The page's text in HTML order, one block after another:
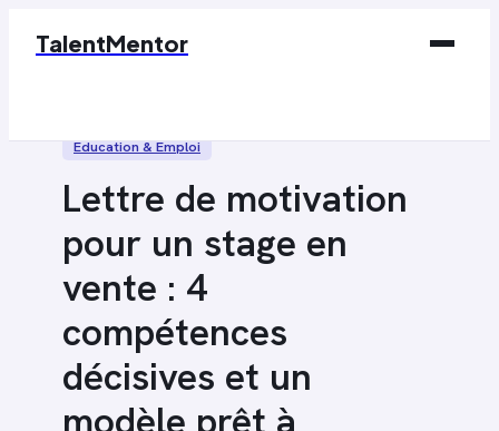
TalentMentor
Marketing
Éducation & Emploi
Lettre de motivation
pour un stage en
vente : 4
compétences
décisives et un
modèle prêt à